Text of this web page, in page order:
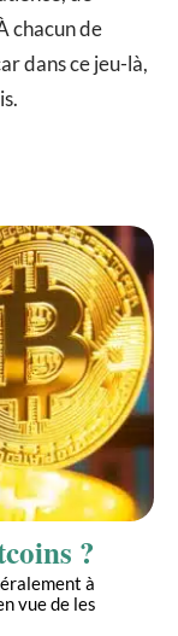
chacun de
dans ce jeu-là,
?
à
vue de les